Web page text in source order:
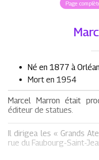
Page
Né en 1877 à
Mort en 1954
Marcel Marron était
éditeur de statues.
Il dirigea les « Grands
rue du Faubourg-Saint-